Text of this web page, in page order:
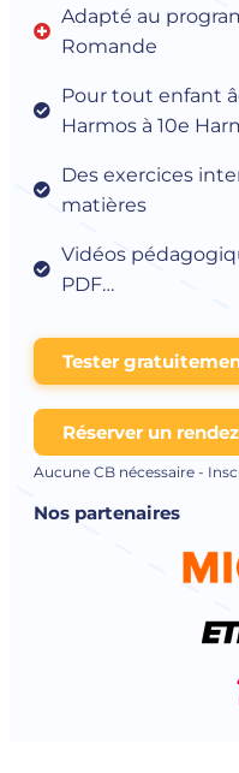
Adapté au
Romande
Pour tout enfant
Harmos à 10e
Des exercices
matières
Vidéos
PDF…
Tester
Réserver un
Aucune CB nécessaire -
Nos partenaires